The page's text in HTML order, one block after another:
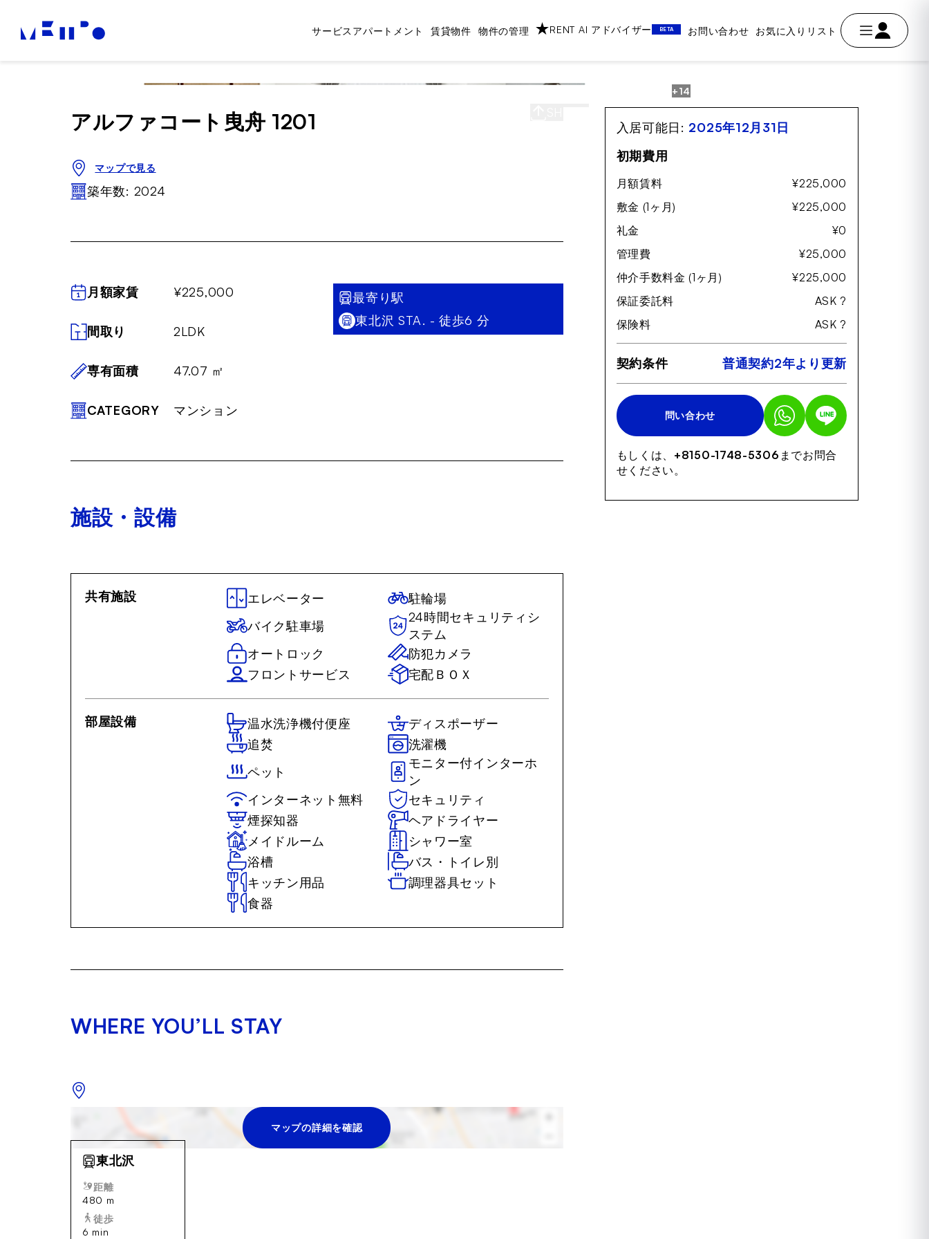
サービスアパートメント 賃貸物件 物件の管理 RENT AI アドバイザー BETA お問い合わせ お気に入りリスト
SAVE
+14
アルファコート曳舟 1201
マップで見る
築年数: 2024
月額家賃 ¥225,000
間取り 2LDK
専有面積 47.07 ㎡
CATEGORY マンション
最寄り駅
東北沢 STA. - 徒歩6 分
施設・設備
共有施設 エレベーター
駐輪場
バイク駐車場
24時間セキュリティシ
ステム
オートロック
防犯カメラ
フロントサービス
宅配ＢＯＸ
部屋設備 温水洗浄機付便座
ディスポーザー
追焚
洗濯機
ペット
モニター付インターホ
ン
インターネット無料
セキュリティ
煙探知器
ヘアドライヤー
メイドルーム
シャワー室
浴槽
バス・トイレ別
キッチン用品
調理器具セット
食器
WHERE YOU’LL STAY
マップの詳細を確認
東北沢
距離
480 m
徒歩
6 min
入居可能日: 2025年12月31日
初期費用
月額賃料
¥225,000
敷金 (1ヶ月)
¥225,000
礼金
¥0
管理費
¥25,000
仲介手数料金 (1ヶ月)
¥225,000
保証委託料
ASK ?
保険料
ASK ?
契約条件 普通契約2年より更新
問い合わせ
もしくは、 +8150-1748-5306 までお問合
せください。